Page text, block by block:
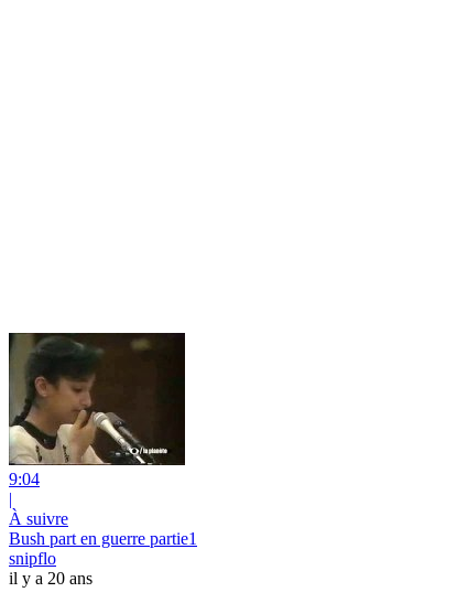
9:04
|
À suivre
Bush part en guerre partie1
snipflo
il y a 20 ans